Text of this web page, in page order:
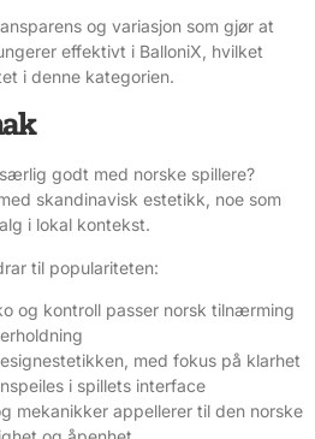
og variasjon som gjør at
effektivt i BalloniX, hvilket
i denne kategorien.
godt med norske spillere?
skandinavisk estetikk, noe som
i lokal kontekst.
til populariteten:
og kontroll passer norsk tilnærming
med fokus på klarhet
i spillets interface
mekanikker appellerer til den norske